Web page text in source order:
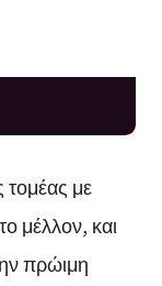
τομέας με
μέλλον, και
πρώιμη